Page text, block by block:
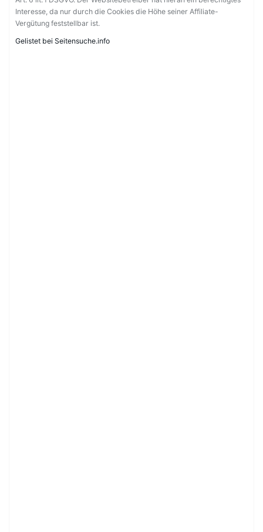
Interesse, da nur durch die Cookies die Höhe seiner Affiliate-
Vergütung feststellbar ist.
Gelistet bei Seitensuche.info